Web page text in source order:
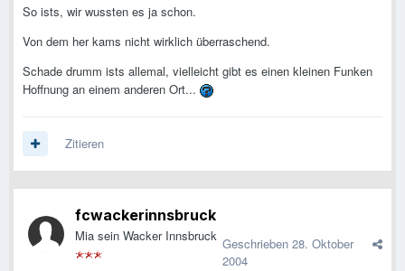
So ists, wir wussten es ja schon.
Von dem her kams nicht wirklich überraschend.
Schade drumm ists allemal, vielleicht gibt es einen kleinen Funken
Hoffnung an einem anderen Ort...
Zitieren
fcwackerinnsbruck
Mia sein Wacker Innsbruck Geschrieben 28. Oktober
2004